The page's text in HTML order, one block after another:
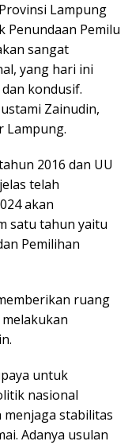
Lampung
Penundaan Pemilu
sangat
yang hari ini
kondusif.
Zainudin,
Lampung.
2016 dan UU
telah
akan
satu tahun yaitu
Pemilihan
ruang
untuk
nasional
stabilitas
Adanya usulan